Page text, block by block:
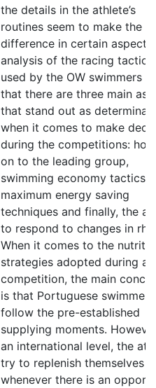
the details in the athlete’s
routines seem to make the
difference in certain
analysis of the racing tactics
used by the OW swimmers
that there are three main
that stand out as
when it comes to make
during the competitions:
on to the leading group,
swimming economy tactics,
maximum energy saving
techniques and finally, the
to respond to changes in
When it comes to the
strategies adopted during a
competition, the main
is that Portuguese swimmers
follow the pre-established
supplying moments.
an international level, the
try to replenish themselves
whenever there is an